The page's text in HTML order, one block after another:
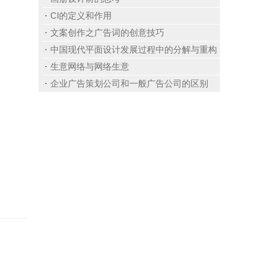
CI的定义和作用
文案创作之广告词的创意技巧
中国现代平面设计发展过程中的分解与重构
生意网络与网络生意
企业广告策划公司和一般广告公司的区别